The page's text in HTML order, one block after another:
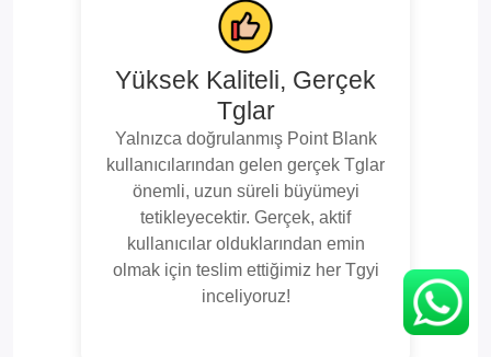
Yüksek Kaliteli, Gerçek
Tglar
Yalnızca doğrulanmış Point Blank
kullanıcılarından gelen gerçek Tglar
önemli, uzun süreli büyümeyi
tetikleyecektir. Gerçek, aktif
kullanıcılar olduklarından emin
olmak için teslim ettiğimiz her Tgyi
inceliyoruz!